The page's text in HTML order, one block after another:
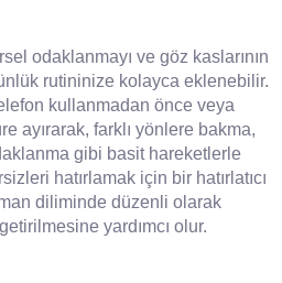
odaklanmayı ve göz kaslarının
rutininize kolayca eklenebilir.
kullanmadan önce veya
ayırarak, farklı yönlere bakma,
gibi basit hareketlerle
hatırlamak için bir hatırlatıcı
diliminde düzenli olarak
yardımcı olur.